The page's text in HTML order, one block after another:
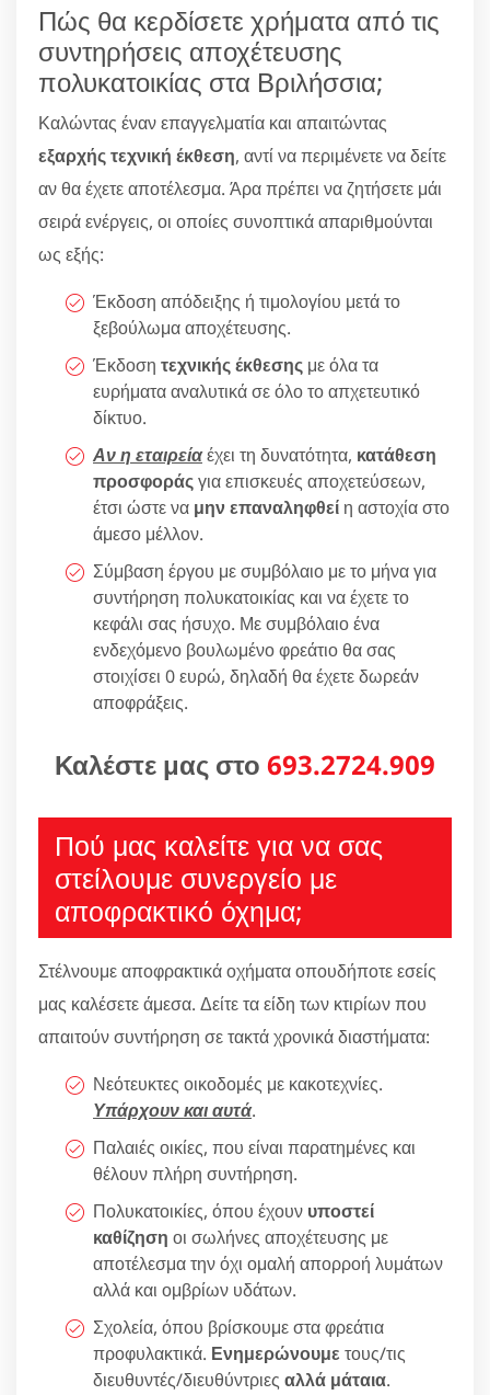
Πώς θα κερδίσετε χρήματα από τις
συντηρήσεις αποχέτευσης
πολυκατοικίας στα Βριλήσσια;
Καλώντας έναν επαγγελματία και απαιτώντας
εξαρχής τεχνική έκθεση, αντί να περιμένετε να δείτε
αν θα έχετε αποτέλεσμα. Άρα πρέπει να ζητήσετε μάι
σειρά ενέργεις, οι οποίες συνοπτικά απαριθμούνται
ως εξής:
Έκδοση απόδειξης ή τιμολογίου μετά το
ξεβούλωμα αποχέτευσης.
Έκδοση τεχνικής έκθεσης με όλα τα
ευρήματα αναλυτικά σε όλο το απχετευτικό
δίκτυο.
Αν η εταιρείαέχει τη δυνατότητα, κατάθεση
προσφοράςγια επισκευές αποχετεύσεων,
έτσι ώστε να μην επαναληφθεί η αστοχία στο
άμεσο μέλλον.
Σύμβαση έργου με συμβόλαιο με το μήνα για
συντήρηση πολυκατοικίας και να έχετε το
κεφάλι σας ήσυχο. Με συμβόλαιο ένα
ενδεχόμενο βουλωμένο φρεάτιο θα σας
στοιχίσει 0 ευρώ, δηλαδή θα έχετε δωρεάν
αποφράξεις.
Καλέστε μας στο 693.2724.909
Πού μας καλείτε για να σας
στείλουμε συνεργείο με
αποφρακτικό όχημα;
Στέλνουμε αποφρακτικά οχήματα οπουδήποτε εσείς
μας καλέσετε άμεσα. Δείτε τα είδη των κτιρίων που
απαιτούν συντήρηση σε τακτά χρονικά διαστήματα:
Νεότευκτες οικοδομές με κακοτεχνίες.
Υπάρχουν και αυτά.
Παλαιές οικίες, που είναι παρατημένες και
θέλουν πλήρη συντήρηση.
Πολυκατοικίες, όπου έχουν υποστεί
καθίζηση οι σωλήνες αποχέτευσης με
αποτέλεσμα την όχι ομαλή απορροή λυμάτων
αλλά και ομβρίων υδάτων.
Σχολεία, όπου βρίσκουμε στα φρεάτια
προφυλακτικά. Ενημερώνουμε τους/τις
διευθυντές/διευθύντριες αλλά μάταια.